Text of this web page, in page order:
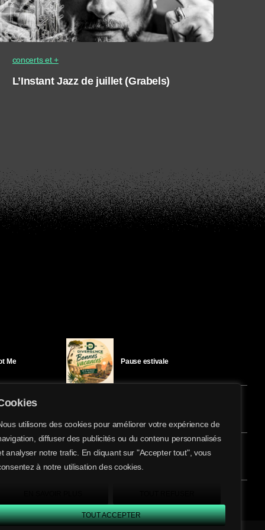
utilisons des cookies pour améliorer votre expérience de
diffuser des publicités ou du contenu personnalisés
analyser notre trafic. En cliquant sur "Accepter tout", vous
à notre utilisation des cookies.
TOUT ACCEPTER
share
email
concerts et +
L’Instant Jazz de juillet (Grabels)
Me
Bay
Pause estivale
Ici l’Ombre – mardi 28 juillet